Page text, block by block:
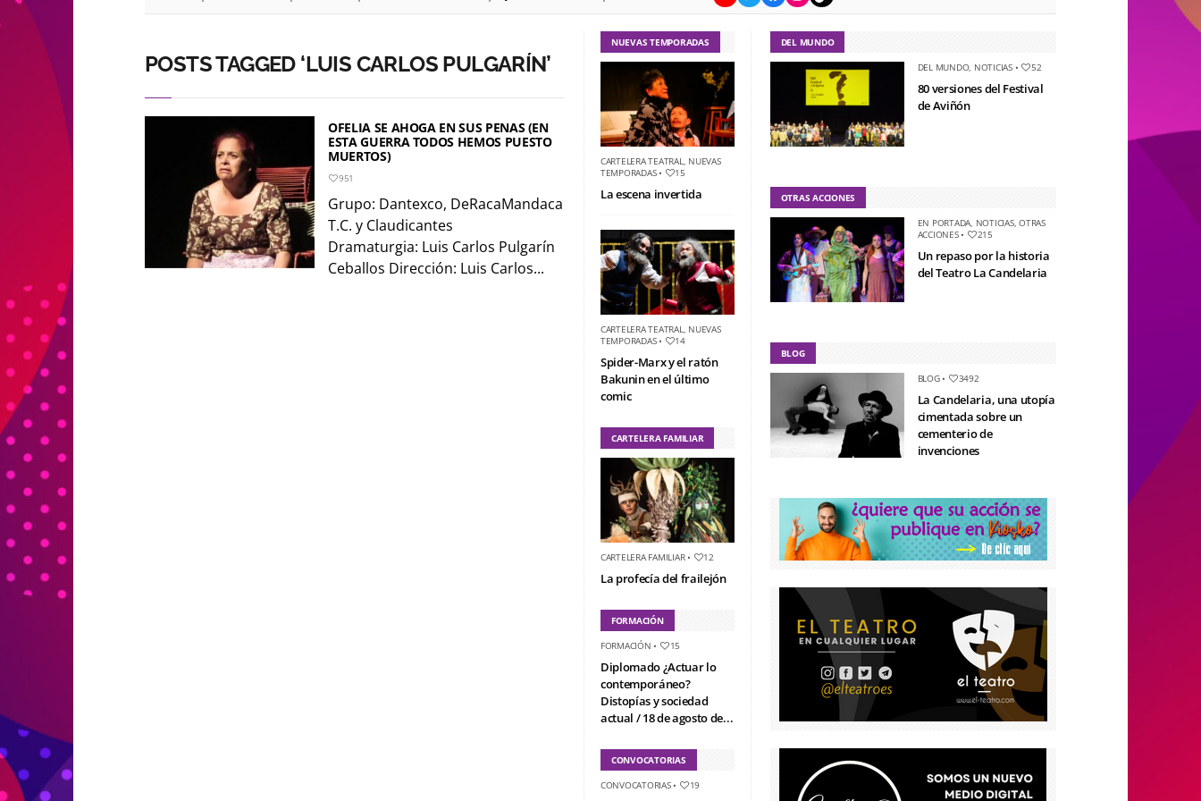
POSTS TAGGED ‘LUIS CARLOS PULGARÍN’
OFELIA SE AHOGA EN SUS PENAS (EN
ESTA GUERRA TODOS HEMOS PUESTO
MUERTOS)
951
Grupo: Dantexco, DeRacaMandaca
T.C. y Claudicantes
Dramaturgia: Luis Carlos Pulgarín
Ceballos Dirección: Luis Carlos...
NUEVAS TEMPORADAS
CARTELERA TEATRAL, NUEVAS
TEMPORADAS• 15
La escena invertida
CARTELERA TEATRAL, NUEVAS
TEMPORADAS• 14
Spider-Marx y el ratón
Bakunin en el último
comic
CARTELERA FAMILIAR
CARTELERA FAMILIAR• 12
La profecía del frailejón
FORMACIÓN
FORMACIÓN • 15
Diplomado ¿Actuar lo
contemporáneo?
Distopías y sociedad
actual / 18 de agosto de...
CONVOCATORIAS
CONVOCATORIAS• 19
DEL MUNDO
DEL MUNDO, NOTICIAS• 52
80 versiones del Festival
de Aviñón
OTRAS ACCIONES
EN PORTADA, NOTICIAS,OTRAS
ACCIONES• 215
Un repaso por la historia
del Teatro La Candelaria
BLOG
BLOG• 3492
La Candelaria, una utopía
cimentada sobre un
cementerio de
invenciones